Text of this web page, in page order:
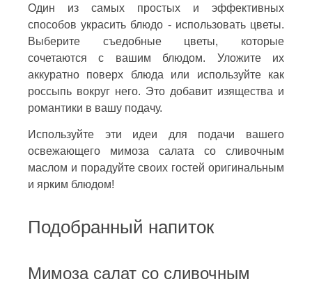
Один из самых простых и эффективных
способов украсить блюдо - использовать цветы.
Выберите съедобные цветы, которые
сочетаются с вашим блюдом. Уложите их
аккуратно поверх блюда или используйте как
россыпь вокруг него. Это добавит изящества и
романтики в вашу подачу.
Используйте эти идеи для подачи вашего
освежающего мимоза салата со сливочным
маслом и порадуйте своих гостей оригинальным
и ярким блюдом!
Подобранный напиток
Мимоза салат со сливочным